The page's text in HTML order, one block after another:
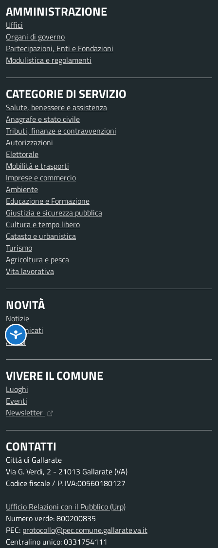
AMMINISTRAZIONE
Uffici
Organi di governo
Partecipazioni, Enti e Fondazioni
Modulistica e regolamenti
CATEGORIE DI SERVIZIO
Salute, benessere e assistenza
Anagrafe e stato civile
Tributi, finanze e contravvenzioni
Autorizzazioni
Elettorale
Mobilità e trasporti
Imprese e commercio
Ambiente
Educazione e Formazione
Giustizia e sicurezza pubblica
Cultura e tempo libero
Catasto e urbanistica
Turismo
Agricoltura e pesca
Vita lavorativa
NOVITÀ
Notizie
Comunicati
Avvisi
VIVERE IL COMUNE
Luoghi
Eventi
Newsletter
CONTATTI
Città di Gallarate
Via G. Verdi, 2 - 21013 Gallarate (VA)
Codice fiscale / P. IVA:00560180127
Ufficio Relazioni con il Pubblico (Urp)
Numero verde: 800200835
PEC: protocollo@pec.comune.gallarate.va.it
Centralino unico: 0331754111